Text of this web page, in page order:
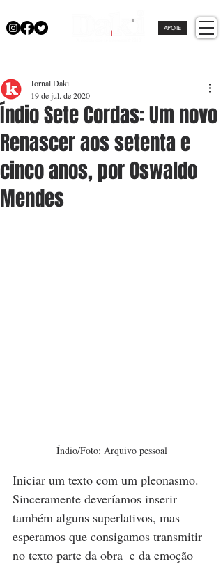
APOIE
Índio Sete Cordas: Um novo
Renascer aos setenta e
cinco anos, por Oswaldo
Mendes
Jornal Daki
19 de jul. de 2020
Índio/Foto: Arquivo pessoal
Iniciar um texto com um pleonasmo.
Sinceramente deveríamos inserir
também alguns superlativos, mas
esperamos que consigamos transmitir
no texto parte da obra  e da emoção